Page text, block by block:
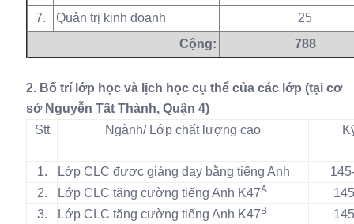
7.
Quản trị kinh doanh
25
Cộng:
788
2. Bố trí lớp học và lịch học cụ thể của các lớp (tại cơ
sở Nguyễn Tất Thành, Quận 4)
Stt
Ngành/ Lớp chất lượng cao
1. Lớp CLC được giảng dạy bằng tiếng Anh
2.
Lớp CLC tăng cường tiếng Anh K47A
3.
Lớp CLC tăng cường tiếng Anh K47 B